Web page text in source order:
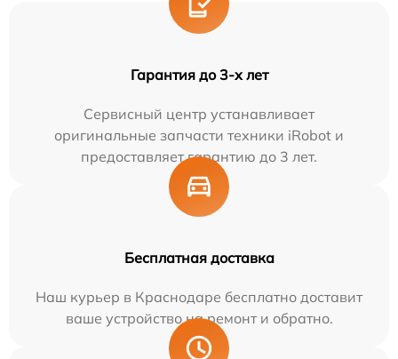
Гарантия до 3-х лет
Сервисный центр устанавливает
оригинальные запчасти техники iRobot и
предоставляет гарантию до 3 лет.
Бесплатная доставка
Наш курьер в Краснодаре бесплатно доставит
ваше устройство на ремонт и обратно.